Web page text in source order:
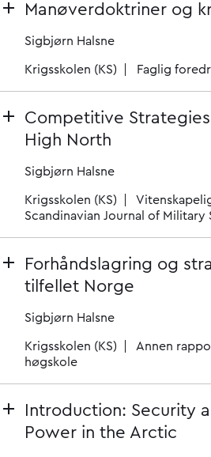
Manøverdoktriner og
Sigbjørn Halsne
Krigsskolen (KS) Faglig
Competitive
High North
Sigbjørn Halsne
Krigsskolen (KS)
Scandinavian Journal of Military
Forhåndslagring og
tilfellet Norge
Sigbjørn Halsne
Krigsskolen (KS) Annen
høgskole
Introduction: Security
Power in the Arctic